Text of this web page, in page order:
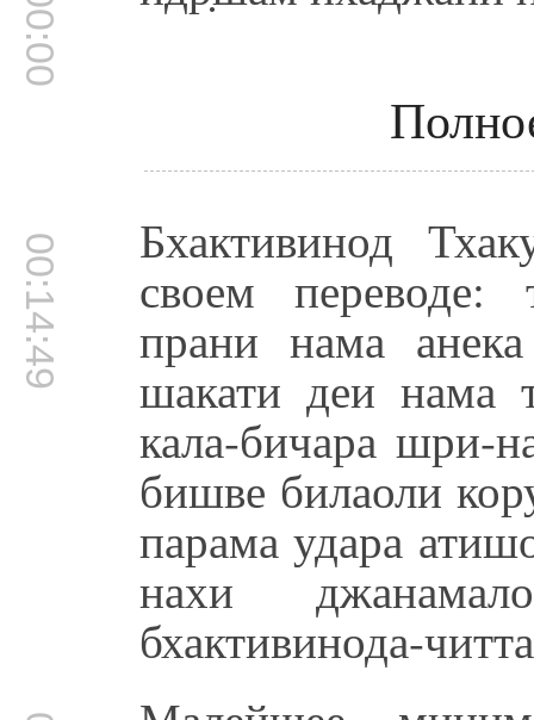
00:14:49 Бхактивинод
своем переводе:
прани нама
шакати деи нама
кала-бичара шри-
бишве билаоли
парама удара
нахи
бхактивинода-